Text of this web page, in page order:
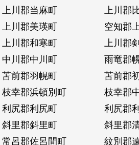
上川郡当麻町 上川郡
上川郡美瑛町 空知郡
上川郡和寒町 上川郡
中川郡中川町 雨竜郡
苫前郡羽幌町 苫前郡
枝幸郡浜頓別町 枝幸郡
利尻郡利尻町 利尻郡
斜里郡斜里町 斜里郡
常呂郡佐呂間町 紋別郡